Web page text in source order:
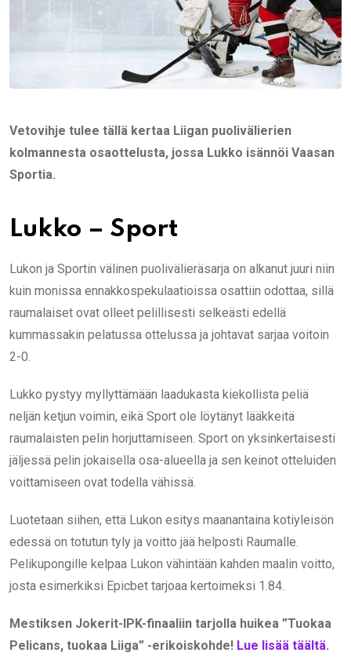
Vetovihje tulee tällä kertaa Liigan puolivälierien
kolmannesta osaottelusta, jossa Lukko isännöi Vaasan
Sportia.
Lukko – Sport
Lukon ja Sportin välinen puolivälieräsarja on alkanut juuri niin
kuin monissa ennakkospekulaatioissa osattiin odottaa, sillä
raumalaiset ovat olleet pelillisesti selkeästi edellä
kummassakin pelatussa ottelussa ja johtavat sarjaa voitoin
2-0.
Lukko pystyy myllyttämään laadukasta kiekollista peliä
neljän ketjun voimin, eikä Sport ole löytänyt lääkkeitä
raumalaisten pelin horjuttamiseen. Sport on yksinkertaisesti
jäljessä pelin jokaisella osa-alueella ja sen keinot otteluiden
voittamiseen ovat todella vähissä.
Luotetaan siihen, että Lukon esitys maanantaina kotiyleisön
edessä on totutun tyly ja voitto jää helposti Raumalle.
Pelikupongille kelpaa Lukon vähintään kahden maalin voitto,
josta esimerkiksi Epicbet tarjoaa kertoimeksi 1.84.
Mestiksen Jokerit-IPK-finaaliin tarjolla huikea ”Tuokaa
Pelicans, tuokaa Liiga” -erikoiskohde! Lue lisää täältä.